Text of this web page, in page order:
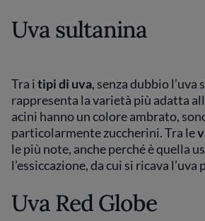
Uva sultanina
Tra itipi di uva, senza dubbio l’uva
rappresenta la varietà più adatta
acini hanno un colore ambrato,
particolarmente zuccherini. Tra le
le più note, anche perché è quella
l’essiccazione, da cui si ricava l’uva
Uva Red Globe